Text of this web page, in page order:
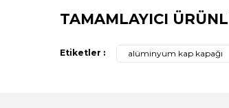
Bu ürünün fiyat bilgisi, resim, ürün
Görüş ve önerileriniz için teşekkür
Ürün resmi kalitesiz, bozuk veya
TAMAMLAYICI
Etiketler : alüminyum kap kapağı